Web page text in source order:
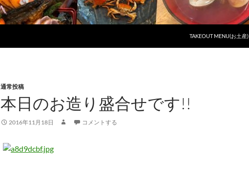
TAKEOUT MENU(お土産)
通常投稿
本日のお造り盛合せです!!
2016年11月18日 コメントする